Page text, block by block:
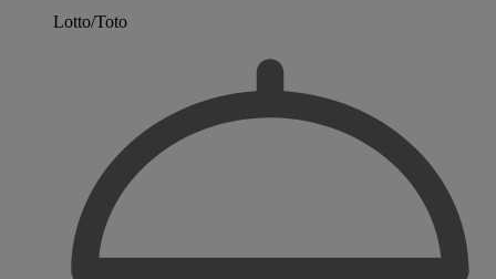
Lotto/Toto